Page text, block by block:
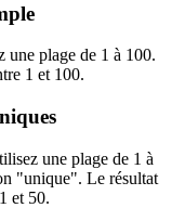
une plage de 1 à 100.
1 et 100.
une plage de 1 à
"unique". Le résultat
et 50.